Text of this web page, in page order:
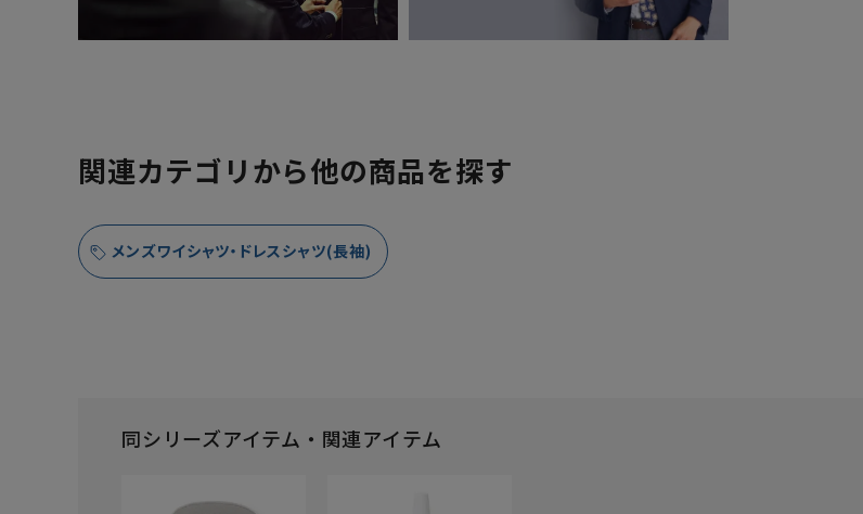
関連カテゴリから他の商品を探す
メンズワイシャツ・ドレスシャツ(長袖)
同シリーズアイテム・関連アイテム